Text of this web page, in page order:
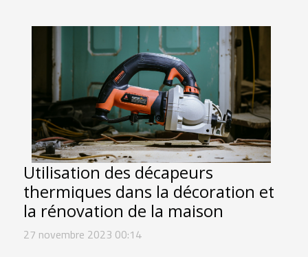
Utilisation des décapeurs
thermiques dans la décoration et
la rénovation de la maison
27 novembre 2023 00:14